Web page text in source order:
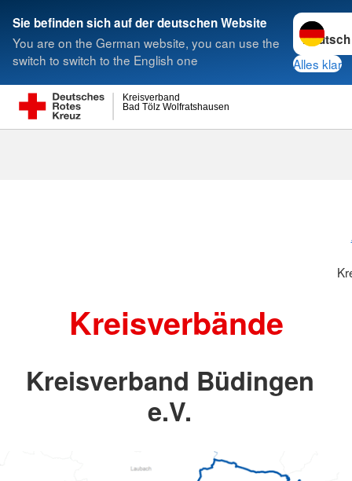
Sie befinden sich auf der deutschen Website
You are on the German website, you can use the
switch to switch to the English one
Sprache
Alles klar
Bad Tölz Wolfratshausen
Kreisverband
Suche
Kreisverbände
Kreisverband Büdingen
e.V.